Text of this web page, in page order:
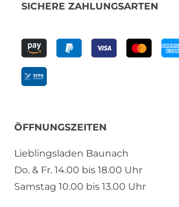
SICHERE ZAHLUNGSARTEN
ÖFFNUNGSZEITEN
Lieblingsladen Baunach
Do. & Fr. 14.00 bis 18.00 Uhr
Samstag 10.00 bis 13.00 Uhr